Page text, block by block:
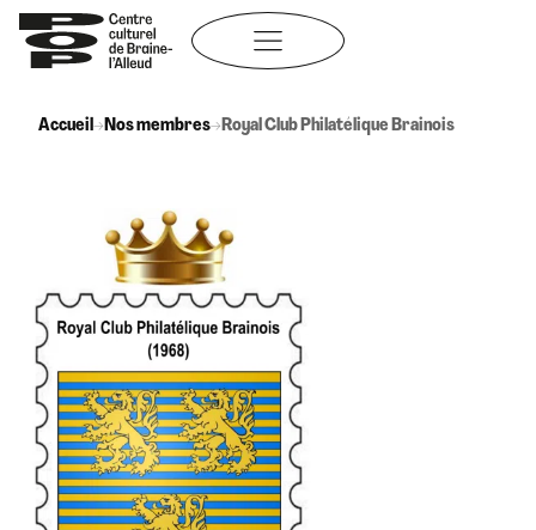
Aller
au
contenu
Accueil→Nos membres→Royal Club Philatélique Brainois